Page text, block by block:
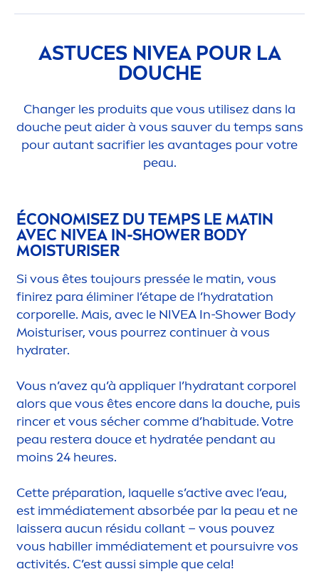
ASTUCES NIVEAPOUR LA
DOUCHE
Changer les produits que vous utilisez dans la
douche peut aider à vous sauver du temps sans
pour autant sacrifier les avantages pour votre
peau.
ÉCONOMISEZ DU TEMPS LE MATIN
AVEC NIVEA IN-SHOWER BODY
MOISTURISER
Si vous êtes toujours pressée le matin, vous
finirez para éliminer l’étape de l’hydratation
corporelle. Mais, avec le NIVEA In-Shower Body
Moisturiser, vous pourrez continuer à vous
hydrater.
Vous n’avez qu’à appliquer l’hydratant corporel
alors que vous êtes encore dans la douche, puis
rincer et vous sécher comme d’habitude. Votre
peau restera douce et hydratée pendant au
moins 24 heures.
Cette préparation, laquelle s’activeavec l’eau,
est immédiatement absorbée par la peau et ne
laissera aucun résidu collant – vous pouvez
vous habiller immédiatement et poursuivre vos
activités. C’est aussi simple que cela!